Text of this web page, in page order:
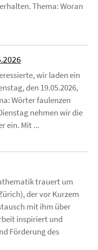
Thema: Woran
wir laden ein
den 19.05.2026,
Wörter faulenzen
nehmen wir die
ein. Mit ...
trauert um
der vor Kurzem
mit ihm über
inspiriert und
Förderung des